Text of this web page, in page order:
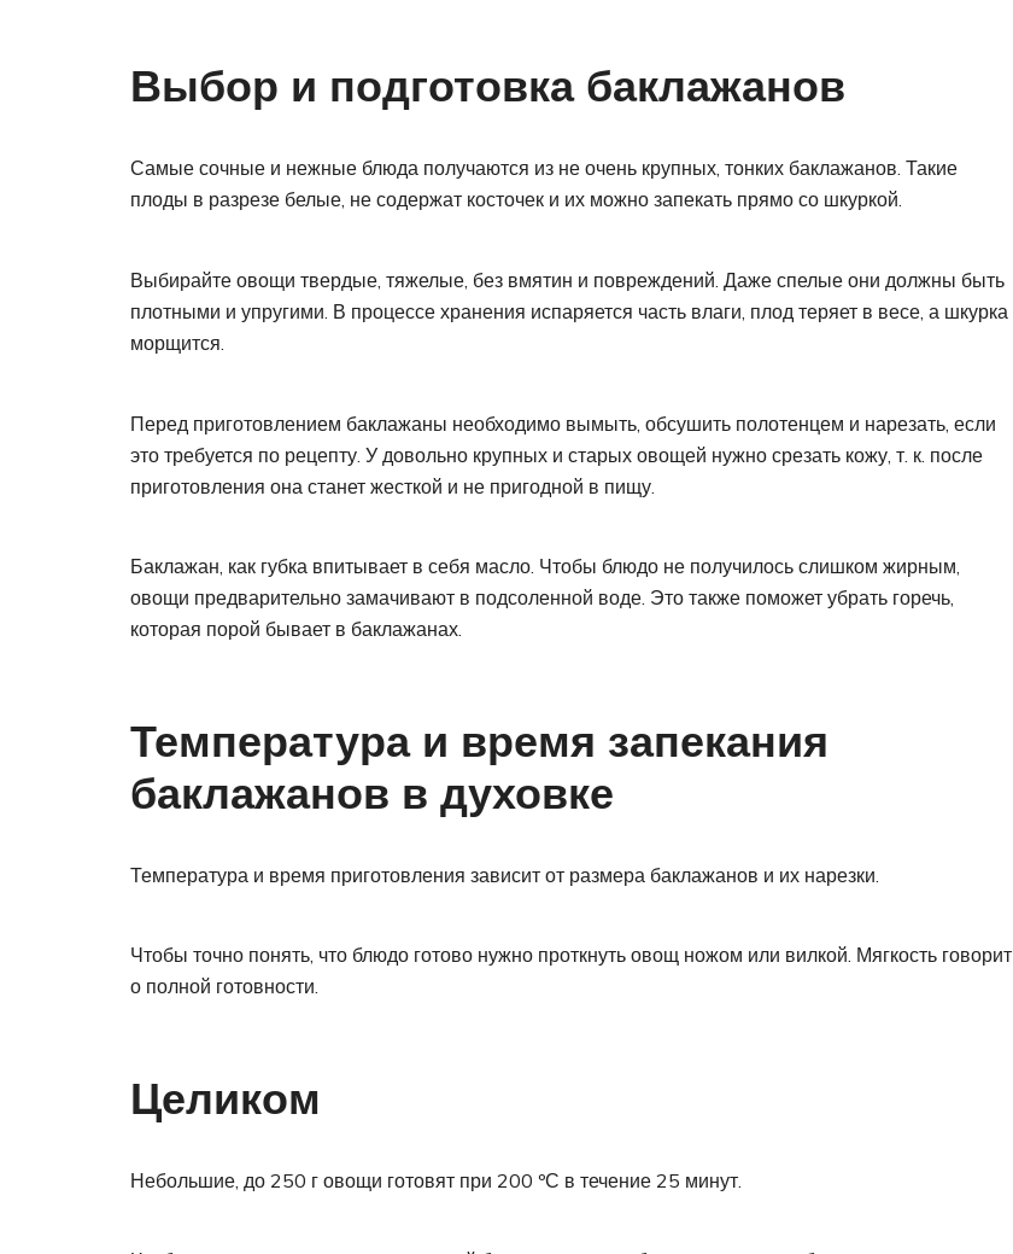
Выбор и подготовка баклажанов
Самые сочные и нежные блюда получаются из не очень крупных, тонких баклажанов. Такие
плоды в разрезе белые, не содержат косточек и их можно запекать прямо со шкуркой.
Выбирайте овощи твердые, тяжелые, без вмятин и повреждений. Даже спелые они должны быть
плотными и упругими. В процессе хранения испаряется часть влаги, плод теряет в весе, а шкурка
морщится.
Перед приготовлением баклажаны необходимо вымыть, обсушить полотенцем и нарезать, если
это требуется по рецепту. У довольно крупных и старых овощей нужно срезать кожу, т. к. после
приготовления она станет жесткой и не пригодной в пищу.
Баклажан, как губка впитывает в себя масло. Чтобы блюдо не получилось слишком жирным,
овощи предварительно замачивают в подсоленной воде. Это также поможет убрать горечь,
которая порой бывает в баклажанах.
Температура и время запекания
баклажанов в духовке
Температура и время приготовления зависит от размера баклажанов и их нарезки.
Чтобы точно понять, что блюдо готово нужно проткнуть овощ ножом или вилкой. Мягкость говорит
о полной готовности.
Целиком
Небольшие, до 250 г овощи готовят при 200 ºС в течение 25 минут.